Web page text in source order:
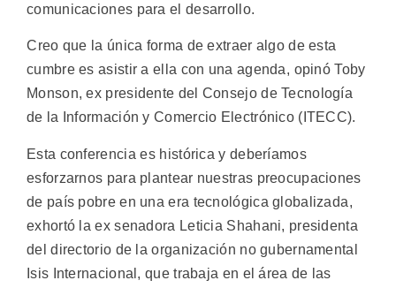
comunicaciones para el desarrollo.
Creo que la única forma de extraer algo de esta
cumbre es asistir a ella con una agenda, opinó Toby
Monson, ex presidente del Consejo de Tecnología
de la Información y Comercio Electrónico (ITECC).
Esta conferencia es histórica y deberíamos
esforzarnos para plantear nuestras preocupaciones
de país pobre en una era tecnológica globalizada,
exhortó la ex senadora Leticia Shahani, presidenta
del directorio de la organización no gubernamental
Isis Internacional, que trabaja en el área de las